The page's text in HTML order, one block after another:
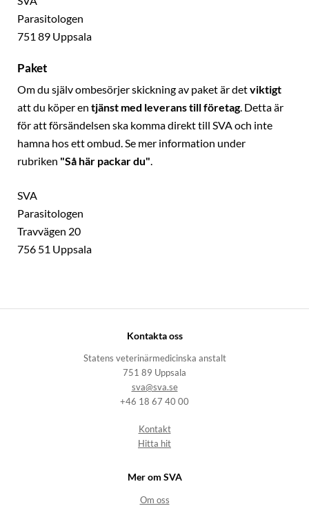
Parasitologen
751 89 Uppsala
Paket
Om du själv ombesörjer skickning av paket är detviktigt
att du köper en tjänst med leverans till företag. Detta är
för att försändelsen ska komma direkt till SVA och inte
hamna hos ett ombud. Se mer information under
rubriken "Så här packar du".
SVA
Parasitologen
Travvägen 20
756 51 Uppsala
Kontakta oss
Statens veterinärmedicinska anstalt
751 89 Uppsala
sva@sva.se
+46 18 67 40 00
Kontakt
Hitta hit
Mer om SVA
Om oss